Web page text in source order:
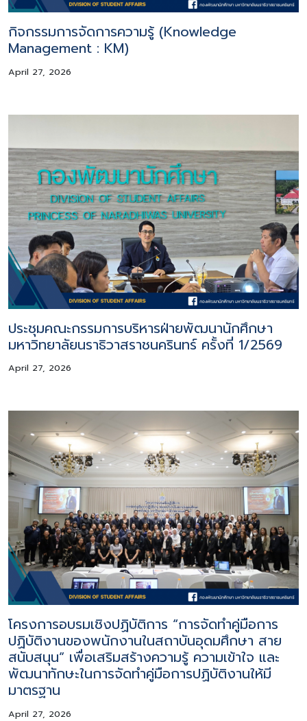
กิจกรรมการจัดการความรู้ (Knowledge
Management : KM)
April 27, 2026
ประชุมคณะกรรมการบริหารฝ่ายพัฒนานักศึกษา
มหาวิทยาลัยนราธิวาสราชนครินทร์ ครั้งที่ 1/2569
April 27, 2026
โครงการอบรมเชิงปฏิบัติการ “การจัดทำคู่มือการ
ปฏิบัติงานของพนักงานในสถาบันอุดมศึกษา สาย
สนับสนุน” เพื่อเสริมสร้างความรู้ ความเข้าใจ และ
พัฒนาทักษะในการจัดทำคู่มือการปฏิบัติงานให้มี
มาตรฐาน
April 27, 2026